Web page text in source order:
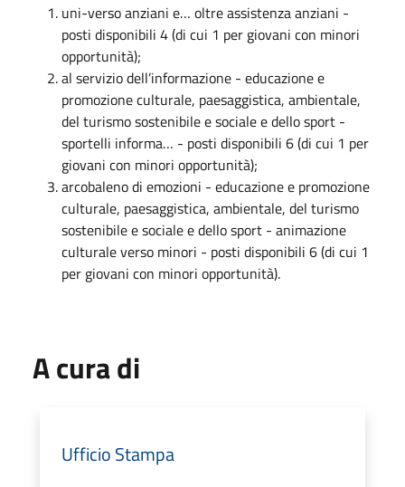
uni-verso anziani e… oltre assistenza anziani -
posti disponibili 4 (di cui 1 per giovani con minori
opportunità);
al servizio dell’informazione - educazione e
promozione culturale, paesaggistica, ambientale,
del turismo sostenibile e sociale e dello sport -
sportelli informa… - posti disponibili 6 (di cui 1 per
giovani con minori opportunità);
arcobaleno di emozioni - educazione e promozione
culturale, paesaggistica, ambientale, del turismo
sostenibile e sociale e dello sport - animazione
culturale verso minori - posti disponibili 6 (di cui 1
per giovani con minori opportunità).
A cura di
Ufficio Stampa